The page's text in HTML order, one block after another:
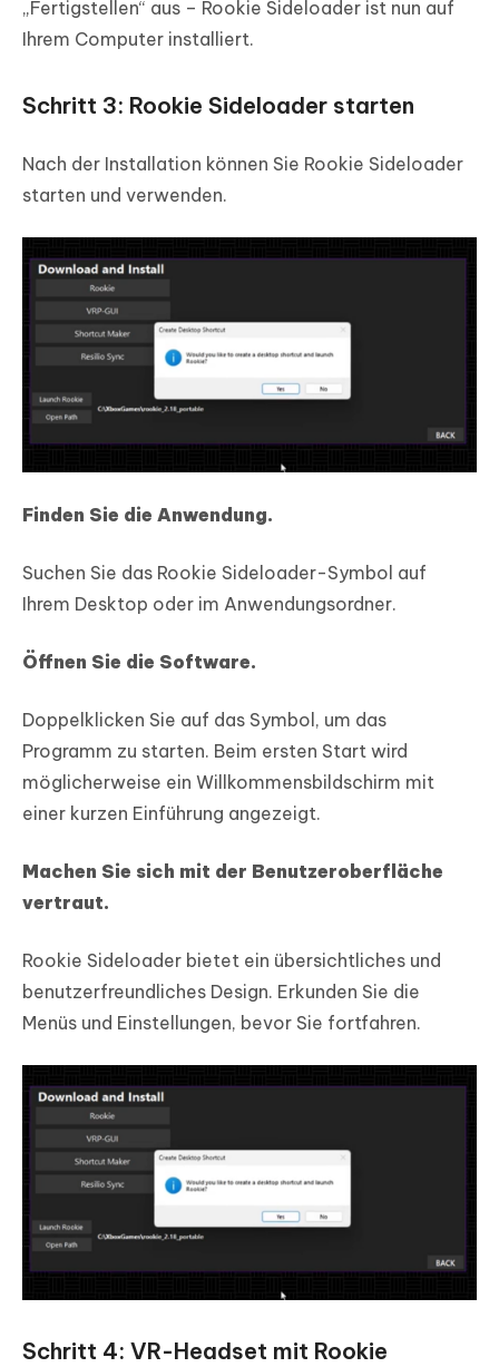
„Fertigstellen“ aus – Rookie Sideloader ist nun auf
Ihrem Computer installiert.
Schritt 3: Rookie Sideloader starten
Nach der Installation können Sie Rookie Sideloader
starten und verwenden.
Finden Sie die Anwendung.
Suchen Sie das Rookie Sideloader-Symbol auf
Ihrem Desktop oder im Anwendungsordner.
Öffnen Sie die Software.
Doppelklicken Sie auf das Symbol, um das
Programm zu starten. Beim ersten Start wird
möglicherweise ein Willkommensbildschirm mit
einer kurzen Einführung angezeigt.
Machen Sie sich mit der Benutzeroberfläche
vertraut.
Rookie Sideloader bietet ein übersichtliches und
benutzerfreundliches Design. Erkunden Sie die
Menüs und Einstellungen, bevor Sie fortfahren.
Schritt 4: VR-Headset mit Rookie